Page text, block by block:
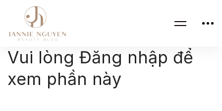
Vui lòng Đăng nhập để
xem phần này